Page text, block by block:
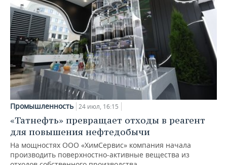
Промышленность 24 июл, 16:15
«Татнефть» превращает отходы в реагент
для повышения нефтедобычи
На мощностях ООО «ХимСервис» компания начала
производить поверхностно-активные вещества из